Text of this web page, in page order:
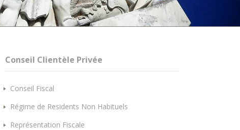
Conseil Clientèle Privée
Conseil Fiscal
Régime de Residents Non Habituels
Représentation Fiscale